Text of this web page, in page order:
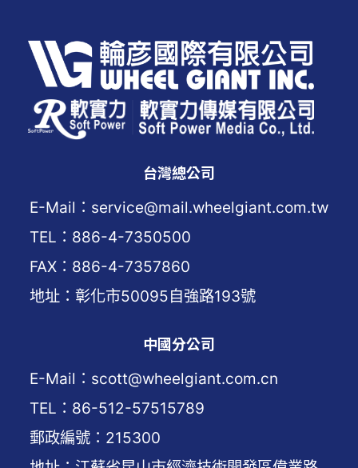
台灣總公司
E-Mail：service@mail.wheelgiant.com.tw
TEL：886-4-7350500
FAX：886-4-7357860
地址：彰化市50095自強路193號
中國分公司
E-Mail：scott@wheelgiant.com.cn
TEL：86-512-57515789
郵政編號：215300